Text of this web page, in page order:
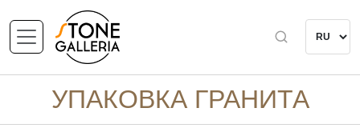
УПАКОВКА ГРАНИТА